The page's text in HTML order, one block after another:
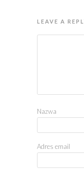
LEAVE A
Nazwa
Adres email